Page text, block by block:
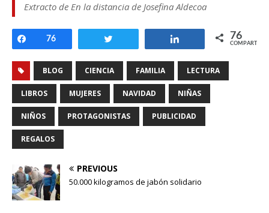
Extracto de En la distancia de Josefina Aldecoa
Compartir
76 Compartir 76
COMPARTIR
BLOG CIENCIA FAMILIA LECTURA
LIBROS MUJERES NAVIDAD NIÑAS
NIÑOS PROTAGONISTAS PUBLICIDAD
REGALOS
PREVIOUS
50.000 kilogramos de jabón solidario